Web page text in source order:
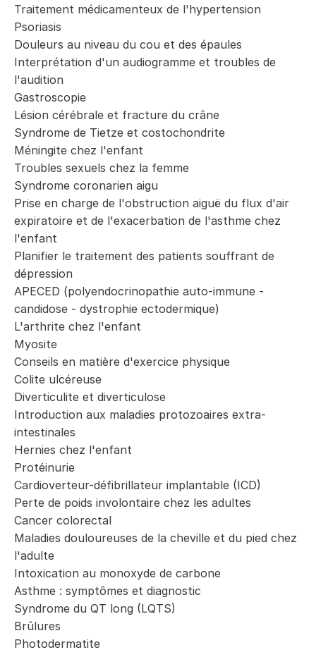
Traitement médicamenteux de l'hypertension
Psoriasis
Douleurs au niveau du cou et des épaules
Interprétation d'un audiogramme et troubles de
l'audition
Gastroscopie
Lésion cérébrale et fracture du crâne
Syndrome de Tietze et costochondrite
Méningite chez l'enfant
Troubles sexuels chez la femme
Syndrome coronarien aigu
Prise en charge de l'obstruction aiguë du flux d'air
expiratoire et de l'exacerbation de l'asthme chez
l'enfant
Planifier le traitement des patients souffrant de
dépression
APECED (polyendocrinopathie auto-immune -
candidose - dystrophie ectodermique)
L'arthrite chez l'enfant
Myosite
Conseils en matière d'exercice physique
Colite ulcéreuse
Diverticulite et diverticulose
Introduction aux maladies protozoaires extra-
intestinales
Hernies chez l'enfant
Protéinurie
Cardioverteur-défibrillateur implantable (ICD)
Perte de poids involontaire chez les adultes
Cancer colorectal
Maladies douloureuses de la cheville et du pied chez
l'adulte
Intoxication au monoxyde de carbone
Asthme : symptômes et diagnostic
Syndrome du QT long (LQTS)
Brûlures
Photodermatite